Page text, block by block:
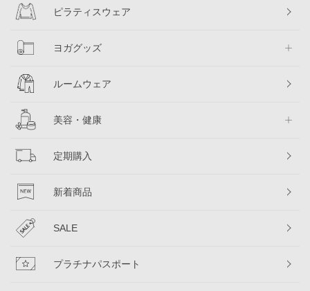
ピラティスウェア
ヨガグッズ
ルームウェア
美容・健康
定期購入
新着商品
SALE
プラチナパスポート